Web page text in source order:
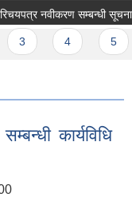
नवीकरण सम्बन्धी सूचना
कार्यविधि